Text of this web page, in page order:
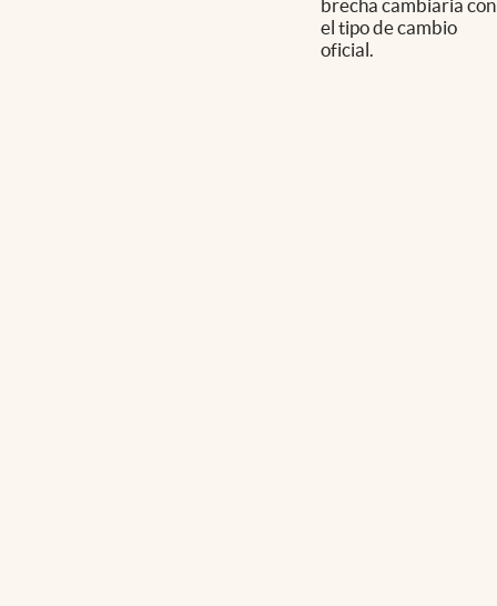
brecha cambiaria con
el tipo de cambio
oficial.